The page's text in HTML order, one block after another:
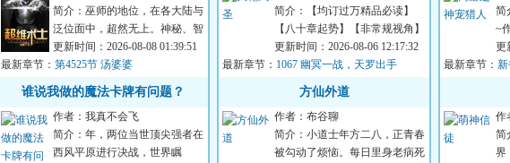
简介：巫师的地位，在各大陆与
泛位面中，超然无上。神秘、智
慧、残忍、血腥，俨然是巫师的
代名词。但真实...
更新时间：2026-08-08 01:39:51
最新章节： 第4525节 汤婆婆
谁说我做的魔法卡牌有问题？
作者：我真不会飞
简介：年，两位当世顶尖强者在
西风平原进行决战，世界瞩
简介：【均订过万精品必读】
【八十章起势】【非常规视角】
【武道新尝试】【体系流】【淡
淡品悦，书香自在...
更新时间：2026-08-06 12:17:32
最新章节： 1067 幽冥一战，天罗出手
方仙外道
作者：布谷聊
简介：小道士年方二八，正青春
被勾动了烦恼。每日里身老病死
简
~
玩
入
更
最新章节：
作
简
界